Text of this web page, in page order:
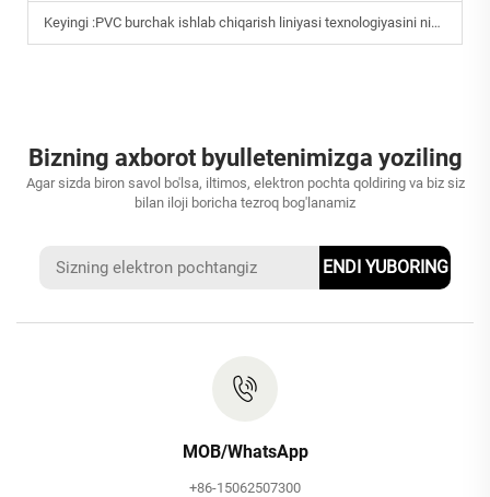
Keyingi :PVC burchak ishlab chiqarish liniyasi texnologiyasini nima ajratib turadi?
Bizning axborot byulletenimizga yoziling
Agar sizda biron savol bo'lsa, iltimos, elektron pochta qoldiring va biz siz
bilan iloji boricha tezroq bog'lanamiz
ENDI YUBORING
MOB/WhatsApp
+86-15062507300